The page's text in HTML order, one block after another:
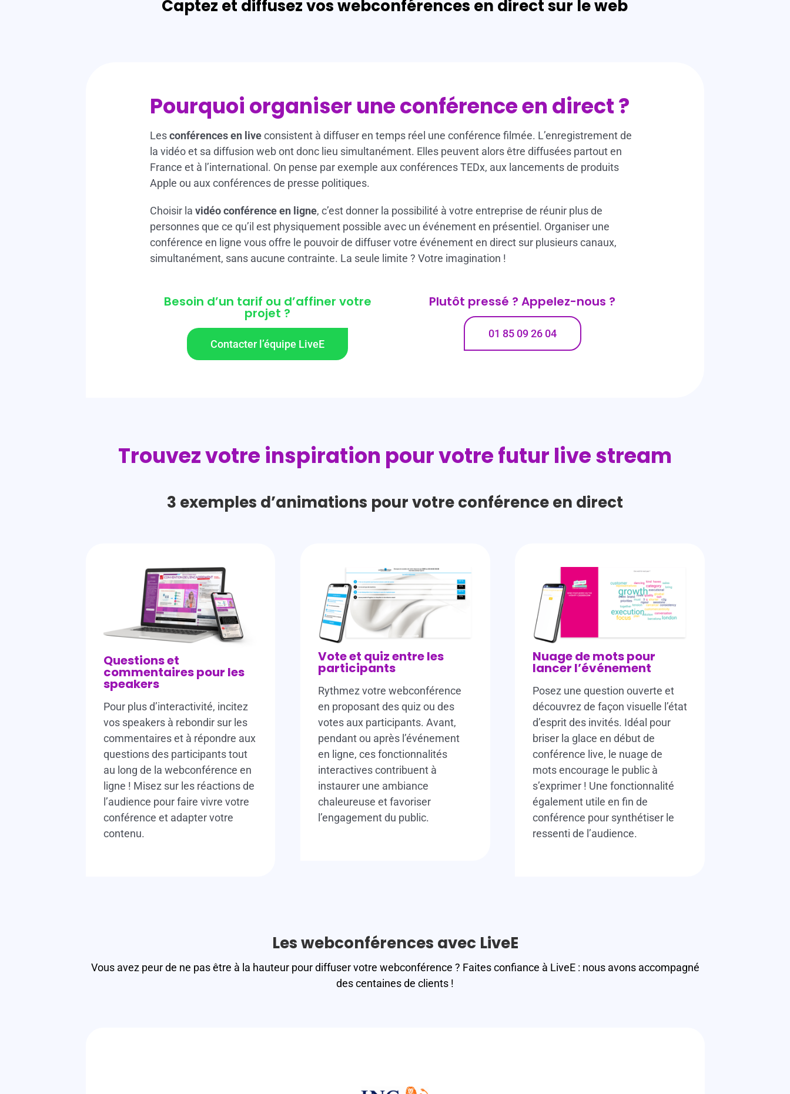
Captez et diffusez vos webconférences en direct sur le web
Pourquoi organiser une conférence en direct ?
Lesconférences en liveconsistent à diffuser en temps réel une conférence filmée. L’enregistrement de
la vidéo et sa diffusion web ont donc lieu simultanément. Elles peuvent alors être diffusées partout en
France et à l’international. On pense par exemple aux conférences TEDx, aux lancements de produits
Apple ou aux conférences de presse politiques.
Choisir la vidéo conférence en ligne, c’est donner la possibilité à votre entreprise de réunir plus de
personnes que ce qu’il est physiquement possible avec un événement en présentiel. Organiser une
conférence en ligne vous offre le pouvoir de diffuser votre événement en direct sur plusieurs canaux,
simultanément, sans aucune contrainte. La seule limite ? Votre imagination !
Besoin d’un tarif ou d’affiner votre
projet ?
Contacter l’équipe LiveE
Plutôt pressé ? Appelez-nous ?
01 85 09 26 04
Trouvez votre inspiration pour votre futur live stream
3 exemples d’animations pour votre conférence en direct
Questions et
commentaires pour les
speakers
Pour plus d’interactivité, incitez
vos speakers à rebondir sur les
commentaires et à répondre aux
questions des participants tout
au long de la webconférence en
ligne ! Misez sur les réactions de
l’audience pour faire vivre votre
conférence et adapter votre
contenu.
Vote et quiz entre les
participants
Rythmez votre webconférence
en proposant des quiz ou des
votes aux participants. Avant,
pendant ou après l’événement
en ligne, ces fonctionnalités
interactives contribuent à
instaurer une ambiance
chaleureuse et favoriser
l’engagement du public.
Nuage de mots pour
lancer l’événement
Posez une question ouverte et
découvrez de façon visuelle l’état
d’esprit des invités. Idéal pour
briser la glace en début de
conférence live, le nuage de
mots encourage le public à
s’exprimer ! Une fonctionnalité
également utile en fin de
conférence pour synthétiser le
ressenti de l’audience.
Les webconférences avec LiveE
Vous avez peur de ne pas être à la hauteur pour diffuser votre webconférence ? Faites confiance à LiveE : nous avons accompagné
des centaines de clients !